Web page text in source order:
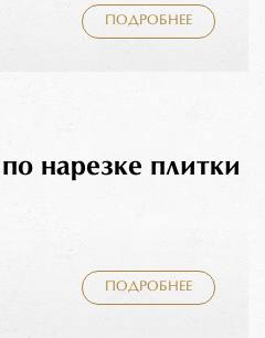
ПОДРОБНЕЕ
нарезке плитки
ПОДРОБНЕЕ